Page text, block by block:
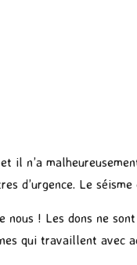
il n’a
d’urgence. Le
! Les dons ne
qui travaillent avec